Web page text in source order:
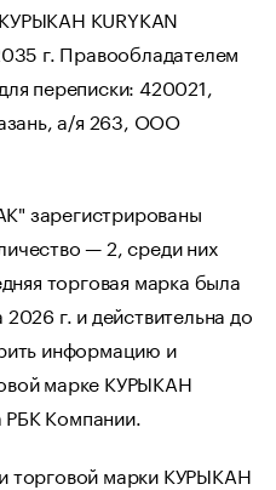
KURYKAN
г. Правообладателем
переписки: 420021,
а/я 263, ООО
зарегистрированы
— 2, среди них
торговая марка была
г. и действительна до
информацию и
марке КУРЫКАН
Компании.
торговой марки КУРЫКАН